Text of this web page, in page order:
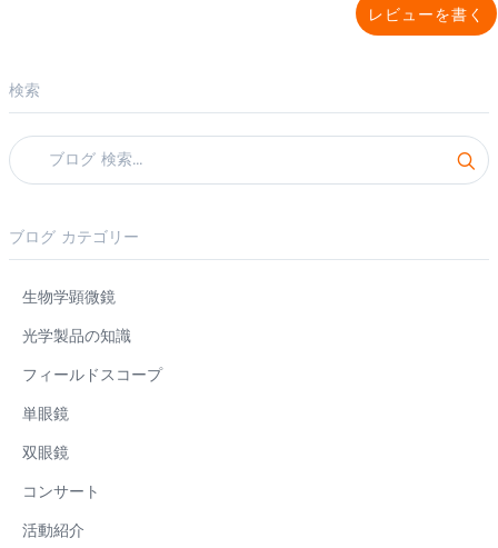
レビューを書く
検索
ブログ カテゴリー
生物学顕微鏡
光学製品の知識
フィールドスコープ
単眼鏡
双眼鏡
コンサート
活動紹介